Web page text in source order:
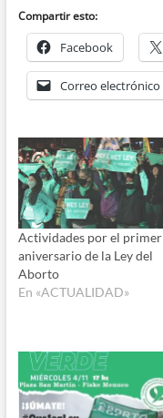
Compartir esto:
Facebook
Correo electrónico
Actividades por el primer
aniversario de la Ley del
Aborto
En «ACTUALIDAD»